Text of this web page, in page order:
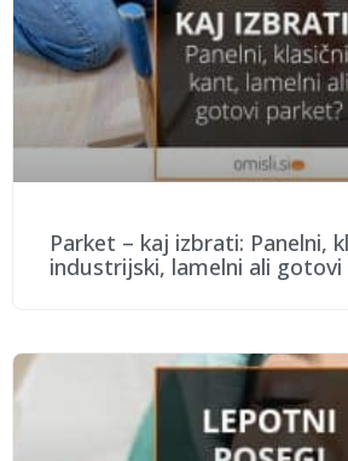
Parket – kaj izbrati: Panelni,
industrijski, lamelni ali gotovi